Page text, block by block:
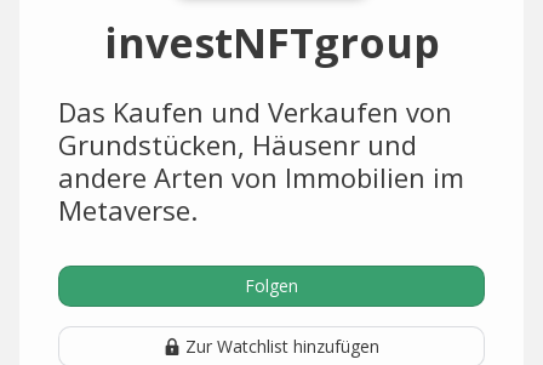
investNFTgroup
Das Kaufen und Verkaufen von
Grundstücken, Häusenr und
andere Arten von Immobilien im
Metaverse.
Folgen
Zur Watchlist hinzufügen